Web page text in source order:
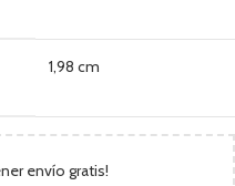
1,98 cm
envío gratis!